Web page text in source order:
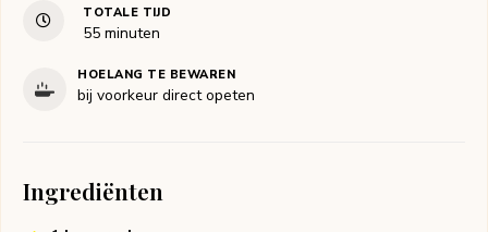
TOTALE TIJD
55minuten
minuten
HOELANG TE BEWAREN
bij voorkeur direct opeten
Ingrediënten